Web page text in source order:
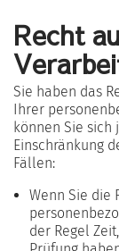
Recht
Sie haben das
Ihrer
können Sie sich
Einschränkung
Fällen:
Wenn Sie die
der Regel